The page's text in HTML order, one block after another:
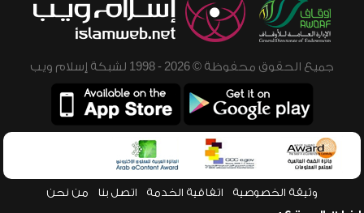
جميع الحقوق محفوظة © 2026 - 1998 لشبكة إسلام ويب
وثيقة الخصوصية اتفاقية الخدمة اتصل بنا من نحن